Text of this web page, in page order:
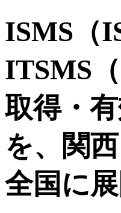
ISMS（
ITSMS
取得・
を、関
全国に